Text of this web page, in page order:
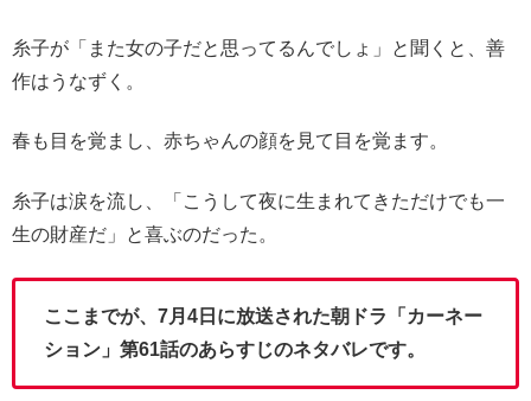
糸子が「また女の子だと思ってるんでしょ」と聞くと、善
作はうなずく。
春も目を覚まし、赤ちゃんの顔を見て目を覚ます。
糸子は涙を流し、「こうして夜に生まれてきただけでも一
生の財産だ」と喜ぶのだった。
ここまでが、7月4日に放送された朝ドラ「カーネー
ション」第61話のあらすじのネタバレです。